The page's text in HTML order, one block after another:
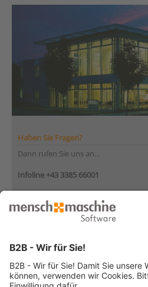
Haben Sie Fragen?
Dann rufen Sie uns an...
Infoline +43 3385 66001
von 08:30 bis 12:00 Uhr
und 12:30 bis 17:00 Uhr
von 08:30 bis 12:30 Uhr
... oder senden Sie uns Ihre Nachricht